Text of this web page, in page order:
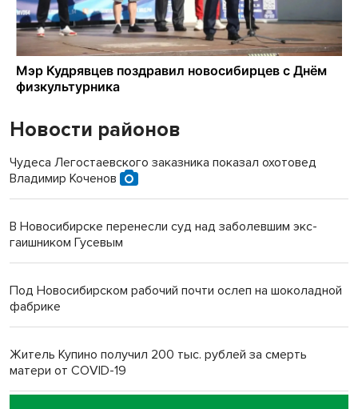
Новости районов
Чудеса Легостаевского заказника показал охотовед
Владимир Коченов
В Новосибирске перенесли суд над заболевшим экс-
гаишником Гусевым
Под Новосибирском рабочий почти ослеп на шоколадной
фабрике
Житель Купино получил 200 тыс. рублей за смерть
матери от COVID-19